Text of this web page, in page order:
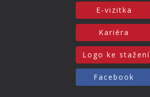
E-vizitka
Kariéra
Logo ke stažení
Facebook